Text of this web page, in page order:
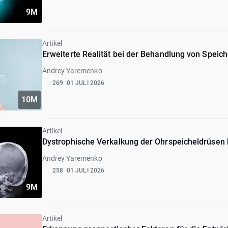
9M
10M
Artikel
Erweiterte Realität bei der Behandlung von
Andrey Yaremenko
269 01 JULI 2026
9M
Artikel
Dystrophische Verkalkung der
Andrey Yaremenko
258 01 JULI 2026
Artikel